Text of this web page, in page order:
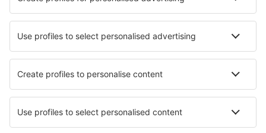
FlexFlight
Lufthansa
Wizz Air
Norwegian
KLM
SAS
Turkish Airlines
Air Baltic